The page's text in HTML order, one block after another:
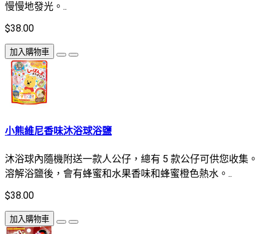
慢慢地發光。..
$38.00
加入購物車
小熊維尼香味沐浴球浴鹽
沐浴球內隨機附送一款人公仔，總有 5 款公仔可供您收集。
溶解浴鹽後，會有蜂蜜和水果香味和蜂蜜橙色熱水。..
$38.00
加入購物車